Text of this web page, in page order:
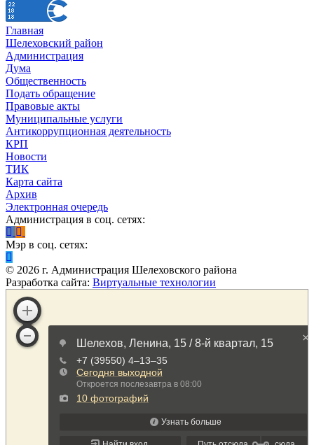
Главная
Шелеховский район
Администрация
Дума
Общественность
Подать обращение
Правовые акты
Муниципальные услуги
Антикоррупционная деятельность
КРП
Новости
ТИК
Карта сайта
Архив
Электронная очередь
Администрация в соц. сетях:
Мэр в соц. сетях:
© 2026 г. Администрация Шелеховского района
Разработка сайта: Виртуальные технологии